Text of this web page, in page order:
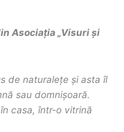
Asociația „Visuri și
de naturalețe și asta îl
sau domnișoară.
casa, într-o vitrină